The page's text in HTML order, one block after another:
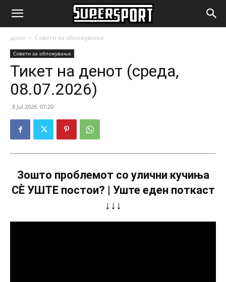
SuperSport.mk
дома Совети за обложување
Совети за обложување
Тикет на денот (среда,
08.07.2026)
8 Jul 2026. 07:20
Зошто проблемот со улични кучиња
СÈ УШТЕ постои? | Уште еден поткаст
↓↓↓